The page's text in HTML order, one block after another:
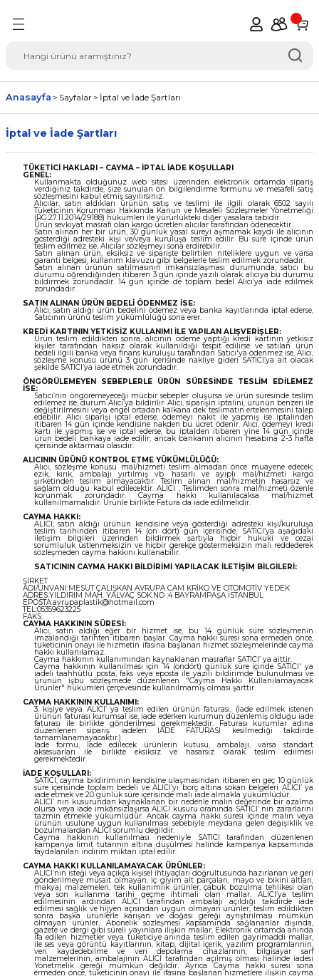
Seçimi Oto Yedek
Anasayfa Sayfalar İptal ve İade Şartları
İptal ve İade Şartları
TÜKETİCİ HAKLARI – CAYMA – İPTAL İADE KOŞULLARI
GENEL:
Kullanmakta olduğunuz web sitesi üzerinden elektronik ortamda sipariş
verdiğiniz takdirde, size sunulan ön bilgilendirme formunu ve mesafeli satış
sözleşmesini kabul etmiş sayılırsınız.
Alıcılar, satın aldıkları ürünün satış ve teslimi ile ilgili olarak 6502 sayılı
Tüketicinin Korunması Hakkında Kanun ve Mesafeli Sözleşmeler Yönetmeliği
(RG:27.11.2014/29188) hükümleri ile yürürlükteki diğer yasalara tabidir.
Ürün sevkiyat masrafı olan kargo ücretleri alıcılar tarafından ödenecektir.
Satın alınan her bir ürün, 30 günlük yasal süreyi aşmamak kaydı ile alıcının
gösterdiği adresteki kişi ve/veya kuruluşa teslim edilir. Bu süre içinde ürün
teslim edilmez ise, Alıcılar sözleşmeyi sona erdirebilir.
Satın alınan ürün, eksiksiz ve siparişte belirtilen niteliklere uygun ve varsa
garanti belgesi, kullanım klavuzu gibi belgelerle teslim edilmek zorundadır.
Satın alınan ürünün satılmasının imkansızlaşması durumunda, satıcı bu
durumu öğrendiğinden itibaren 3 gün içinde yazılı olarak alıcıya bu durumu
bildirmek zorundadır. 14 gün içinde de toplam bedel Alıcı’ya iade edilmek
zorundadır.
SATIN ALINAN ÜRÜN BEDELİ ÖDENMEZ İSE:
Alıcı, satın aldığı ürün bedelini ödemez veya banka kayıtlarında iptal ederse,
Satıcının ürünü teslim yükümlülüğü sona erer.
KREDİ KARTININ YETKİSİZ KULLANIMI İLE YAPILAN ALIŞVERİŞLER:
Ürün teslim edildikten sonra, alıcının ödeme yaptığı kredi kartının yetkisiz
kişiler tarafından haksız olarak kullanıldığı tespit edilirse ve satılan ürün
bedeli ilgili banka veya finans kuruluşu tarafından Satıcı'ya ödenmez ise, Alıcı,
sözleşme konusu ürünü 3 gün içerisinde nakliye gideri SATICI’ya ait olacak
şekilde SATICI’ya iade etmek zorundadır.
ÖNGÖRÜLEMEYEN SEBEPLERLE ÜRÜN SÜRESİNDE TESLİM EDİLEMEZ
İSE:
Satıcı’nın öngöremeyeceği mücbir sebepler oluşursa ve ürün süresinde teslim
edilemez ise, durum Alıcı’ya bildirilir. Alıcı, siparişin iptalini, ürünün benzeri ile
değiştirilmesini veya engel ortadan kalkana dek teslimatın ertelenmesini talep
edebilir. Alıcı siparişi iptal ederse; ödemeyi nakit ile yapmış ise iptalinden
itibaren 14 gün içinde kendisine nakden bu ücret ödenir. Alıcı, ödemeyi kredi
kartı ile yapmış ise ve iptal ederse, bu iptalden itibaren yine 14 gün içinde
ürün bedeli bankaya iade edilir, ancak bankanın alıcının hesabına 2-3 hafta
içerisinde aktarması olasıdır.
ALICININ ÜRÜNÜ KONTROL ETME YÜKÜMLÜLÜĞÜ:
Alıcı, sözleşme konusu mal/hizmeti teslim almadan önce muayene edecek;
ezik, kırık, ambalajı yırtılmış vb. hasarlı ve ayıplı mal/hizmeti kargo
şirketinden teslim almayacaktır. Teslim alınan mal/hizmetin hasarsız ve
sağlam olduğu kabul edilecektir. ALICI , Teslimden sonra mal/hizmeti özenle
korunmak zorundadır. Cayma hakkı kullanılacaksa mal/hizmet
kullanılmamalıdır. Ürünle birlikte Fatura da iade edilmelidir.
CAYMA HAKKI:
ALICI; satın aldığı ürünün kendisine veya gösterdiği adresteki kişi/kuruluşa
teslim tarihinden itibaren 14 (on dört) gün içerisinde, SATICI’ya aşağıdaki
iletişim bilgileri üzerinden bildirmek şartıyla hiçbir hukuki ve cezai
sorumluluk üstlenmeksizin ve hiçbir gerekçe göstermeksizin malı reddederek
sözleşmeden cayma hakkını kullanabilir.
SATICININ CAYMA HAKKI BİLDİRİMİ YAPILACAK İLETİŞİM BİLGİLERİ:
ŞİRKET
ADI/UNVANI:MESUT ÇALIŞKAN AVRUPA CAM KRİKO VE OTOMOTİV YEDEK
ADRES:YILDIRIM MAH. YALVAÇ SOK.NO :4 BAYRAMPAŞA İSTANBUL
EPOSTA:avrupaplastik@hotmaıl.com
TEL:05359623225
FAKS:
CAYMA HAKKININ SÜRESİ:
Alıcı, satın aldığı eğer bir hizmet ise, bu 14 günlük süre sözleşmenin
imzalandığı tarihten itibaren başlar. Cayma hakkı süresi sona ermeden önce,
tüketicinin onayı ile hizmetin ifasına başlanan hizmet sözleşmelerinde cayma
hakkı kullanılamaz.
Cayma hakkının kullanımından kaynaklanan masraflar SATICI’ ya aittir.
Cayma hakkının kullanılması için 14 (ondört) günlük süre içinde SATICI' ya
iadeli taahhütlü posta, faks veya eposta ile yazılı bildirimde bulunulması ve
ürünün işbu sözleşmede düzenlenen "Cayma Hakkı Kullanılamayacak
Ürünler" hükümleri çerçevesinde kullanılmamış olması şarttır.
CAYMA HAKKININ KULLANIMI:
3. kişiye veya ALICI’ ya teslim edilen ürünün faturası, (İade edilmek istenen
ürünün faturası kurumsal ise, iade ederken kurumun düzenlemiş olduğu iade
faturası ile birlikte gönderilmesi gerekmektedir. Faturası kurumlar adına
düzenlenen sipariş iadeleri İADE FATURASI kesilmediği takdirde
tamamlanamayacaktır.)
İade formu, İade edilecek ürünlerin kutusu, ambalajı, varsa standart
aksesuarları ile birlikte eksiksiz ve hasarsız olarak teslim edilmesi
gerekmektedir.
İADE KOŞULLARI:
SATICI, cayma bildiriminin kendisine ulaşmasından itibaren en geç 10 günlük
süre içerisinde toplam bedeli ve ALICI’yı borç altına sokan belgeleri ALICI’ ya
iade etmek ve 20 günlük süre içerisinde malı iade almakla yükümlüdür.
ALICI’ nın kusurundan kaynaklanan bir nedenle malın değerinde bir azalma
olursa veya iade imkânsızlaşırsa ALICI kusuru oranında SATICI’ nın zararlarını
tazmin etmekle yükümlüdür. Ancak cayma hakkı süresi içinde malın veya
ürünün usulüne uygun kullanılması sebebiyle meydana gelen değişiklik ve
bozulmalardan ALICI sorumlu değildir.
Cayma hakkının kullanılması nedeniyle SATICI tarafından düzenlenen
kampanya limit tutarının altına düşülmesi halinde kampanya kapsamında
faydalanılan indirim miktarı iptal edilir.
CAYMA HAKKI KULLANILAMAYACAK ÜRÜNLER:
ALICI’nın isteği veya açıkça kişisel ihtiyaçları doğrultusunda hazırlanan ve geri
gönderilmeye müsait olmayan, iç giyim alt parçaları, mayo ve bikini altları,
makyaj malzemeleri, tek kullanımlık ürünler, çabuk bozulma tehlikesi olan
veya son kullanma tarihi geçme ihtimali olan mallar, ALICI’ya teslim
edilmesinin ardından ALICI tarafından ambalajı açıldığı takdirde iade
edilmesi sağlık ve hijyen açısından uygun olmayan ürünler, teslim edildikten
sonra başka ürünlerle karışan ve doğası gereği ayrıştırılması mümkün
olmayan ürünler, Abonelik sözleşmesi kapsamında sağlananlar dışında,
gazete ve dergi gibi süreli yayınlara ilişkin mallar, Elektronik ortamda anında
ifa edilen hizmetler veya tüketiciye anında teslim edilen gayrimaddi mallar,
ile ses veya görüntü kayıtlarının, kitap, dijital içerik, yazılım programlarının,
veri kaydedebilme ve veri depolama cihazlarının, bilgisayar sarf
malzemelerinin, ambalajının ALICI tarafından açılmış olması halinde iadesi
Yönetmelik gereği mümkün değildir. Ayrıca Cayma hakkı süresi sona
ermeden önce, tüketicinin onayı ile ifasına başlanan hizmetlere ilişkin cayma